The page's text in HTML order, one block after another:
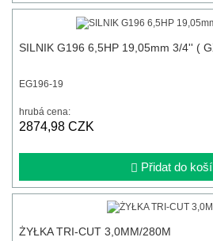
SILNIK G196 6,5HP 19,05mm 3/4'' (
EG196-19
hrubá cena:
2874,98 CZK
Přidat do
ŻYŁKA TRI-CUT 3,0MM/280M